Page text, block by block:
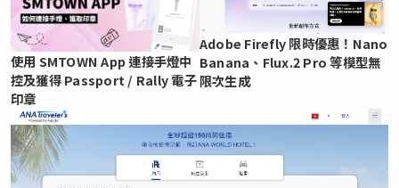
使用 SMTOWN App 連接手燈中
控及獲得 Passport / Rally 電子
印章
Adobe Firefly 限時優惠！Nano
Banana、Flux.2 Pro 等模型無
限次生成